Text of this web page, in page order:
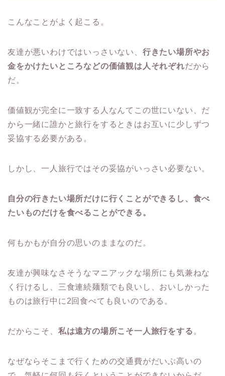
こんなことがよく起こる。
友達が悪いわけではいっさいない、 行きたい場所やお
金をかけたいところなどの価値観は人それぞれだから
だ。
価値観が完全に一致する人なんてこの世にいない、だ
から一緒に誰かと旅行をするときはお互いに少しずつ
妥協する必要がある。
しかし、一人旅行ではその妥協がいっさい必要ない。
自分の行きたい場所だけに行くことができるし、食べ
たいものだけを食べることができる。
何もかもが自分の思いのままなのだ。
友達が興味なさそうなマニアックな場所にも気兼ねな
く行けるし、三食連続麺類でも良いし、おいしかった
ものは旅行中に2回食べても良いのである。
だからこそ、 私は遠方の場所こそ一人旅行をする 。
なぜならそこまで行くための交通費がだいぶ高いの